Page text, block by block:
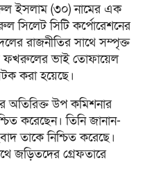
ইসলাম (৩০) নামের এক
সিটি কর্পোরেশনের
রাজনীতির সাথে সম্পৃক্ত
ফখরুলের ভাই তোফায়েল
করা হয়েছে।
অতিরিক্ত উপ কমিশনার
করেছেন। তিনি জানান-
তাকে নিশ্চিত করেছে।
জড়িতদের গ্রেফতারে